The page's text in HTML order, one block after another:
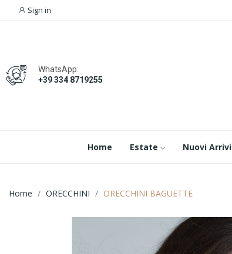
Sign in
WhatsApp:
+39 334 8719255
Home Estate Nuovi Arrivi
Home ORECCHINI ORECCHINI BAGUETTE